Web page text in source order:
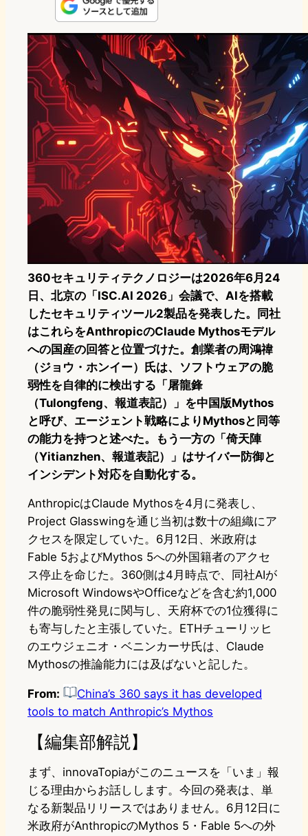
n
e
s
t
o
d
o
n
u
e
s
y
e
b
o
k
e
a
360セキュリティテクノロジーは2026年6月24
日、北京の「ISC.AI 2026」会議で、AIを搭載
したセキュリティツール2製品を発表した。同社
はこれらをAnthropicのClaude Mythosモデル
への国産の回答と位置づけた。創業者の周鴻禕
（ジョウ・ホンイー）氏は、ソフトウェアの脆
弱性を自律的に検出する「屠龍鋒
（Tulongfeng、報道表記）」を中国版Mythos
と呼び、エージェント戦略によりMythosと同等
の能力を持つと述べた。もう一方の「倚天陣
（Yitianzhen、報道表記）」はサイバー防御と
インシデント対応を自動化する。
AnthropicはClaude Mythosを4月に発表し、
Project Glasswingを通じ当初は数十の組織にア
クセスを限定していた。6月12日、米政府は
Fable 5およびMythos 5への外国籍者のアクセ
ス停止を命じた。360側は4月時点で、同社AIが
Microsoft WindowsやOfficeなどを含む約1,000
件の脆弱性発見に関与し、天府杯での1位獲得に
も寄与したと主張していた。ETHチューリッヒ
のエウジェニオ・ベニンカーサ氏は、Claude
Mythosの推論能力には及ばないと記した。
From:
China’s 360 says it has developed
tools to match Anthropic’s Mythos
【編集部解説】
まず、innovaTopiaがこのニュースを「いま」報
じる理由からお話しします。今回の発表は、単
なる新製品リリースではありません。6月12日に
米政府がAnthropicのMythos 5・Fable 5への外